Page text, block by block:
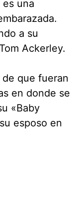
es una
a su
Ackerley.
que fueran
en donde se
«Baby
esposo en